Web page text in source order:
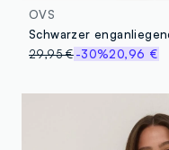
OVS
Schwarzer
29,95 €-30%20,96 €